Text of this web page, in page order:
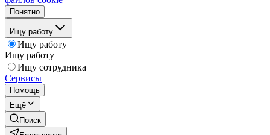
Понятно
Ищу работу
Ищу работу
Ищу работу
Ищу сотрудника
Сервисы
Помощь
Ещё
Поиск